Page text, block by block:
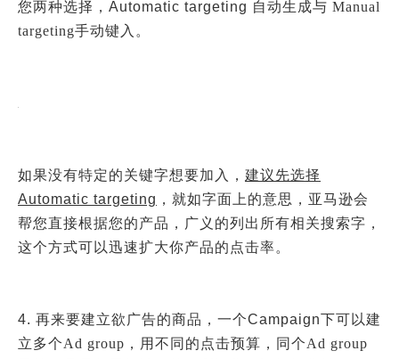
您两种选择，Automatic targeting 自动生成与 Manual
targeting手动键入。
如果没有特定的关键字想要加入， 建议先选择
Automatic targeting ，就如字面上的意思，亚马逊会
帮您直接根据您的产品，广义的列出所有相关搜索字，
这个方式可以迅速扩大你产品的点击率。
4. 再来要建立欲广告的商品，一个Campaign下可以建
立多个Ad group，用不同的点击预算，同个Ad group